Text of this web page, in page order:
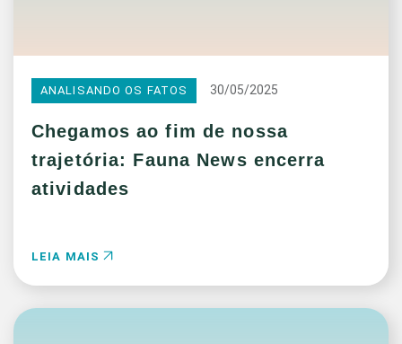
ANALISANDO OS FATOS 30/05/2025
Chegamos ao fim de nossa
trajetória: Fauna News encerra
atividades
LEIA MAIS